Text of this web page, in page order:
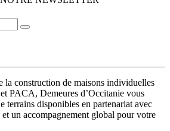
la construction de maisons individuelles
PACA, Demeures d’Occitanie vous
terrains disponibles en partenariat avec
un accompagnement global pour votre